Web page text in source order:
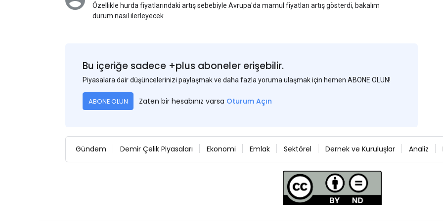
Özellikle hurda fiyatlarındaki artış sebebiyle Avrupa'da mamul fiyatları artış gösterdi, bakalım
durum nasıl ilerleyecek
Bu içeriğe sadece +plus aboneler erişebilir.
Piyasalara dair düşüncelerinizi paylaşmak ve daha fazla yoruma ulaşmak için hemen ABONE OLUN!
ABONE OLUN Zaten bir hesabınız varsa Oturum Açın
Gündem Demir Çelik Piyasaları Ekonomi Emlak Sektörel Dernek ve Kuruluşlar Analiz